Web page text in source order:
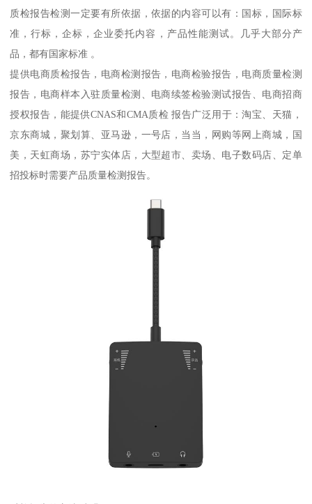
质检报告检测一定要有所依据，依据的内容可以有：国标，国际标
准，行标，企标，企业委托内容，产品性能测试。几乎大部分产
品，都有国家标准 。
提供电商质检报告，电商检测报告，电商检验报告，电商质量检测
报告，电商样本入驻质量检测、电商续签检验测试报告、电商招商
授权报告，能提供CNAS和CMA质检 报告广泛用于：淘宝、天猫，
京东商城，聚划算、亚马逊，一号店，当当，网购等网上商城，国
美，天虹商场，苏宁实体店，大型超市、卖场、电子数码店、定单
招投标时需要产品质量检测报告。